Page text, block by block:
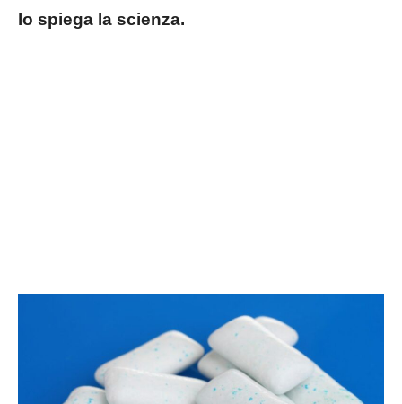
lo spiega la scienza.